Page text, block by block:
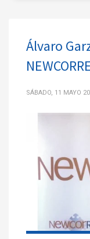
Álvaro
SÁBADO, 11 MAYO